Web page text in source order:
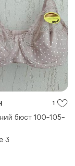
1
бюст 100-105-
3